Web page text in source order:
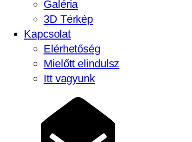
Galéria
3D Térkép
Kapcsolat
Elérhetőség
Mielőtt elindulsz
Itt vagyunk